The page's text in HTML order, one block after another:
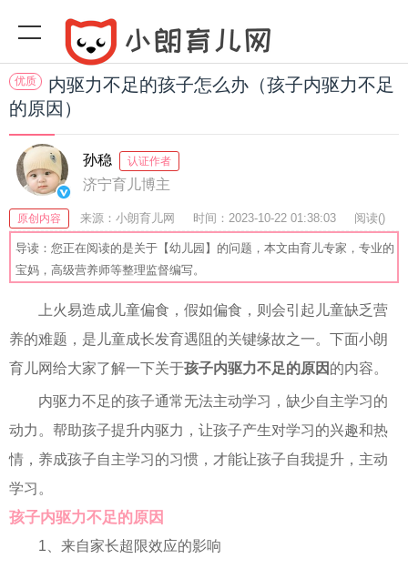
优质
内驱力不足的孩子怎么办（孩子内驱力不足
的原因）
孙稳 认证作者
济宁育儿博主
原创内容 来源：小朗育儿网 时间：2023-10-22 01:38:03 阅读()
收藏：46 分享：64 爆
导读：您正在阅读的是关于【幼儿园】的问题，本文由育儿专家，专业的
宝妈，高级营养师等整理监督编写。
上火易造成儿童偏食，假如偏食，则会引起儿童缺乏营
养的难题，是儿童成长发育遇阻的关键缘故之一。下面小朗
育儿网给大家了解一下关于孩子内驱力不足的原因 的内容。
内驱力不足的孩子通常无法主动学习，缺少自主学习的
动力。帮助孩子提升内驱力，让孩子产生对学习的兴趣和热
情，养成孩子自主学习的习惯，才能让孩子自我提升，主动
学习。
孩子内驱力不足的原因
1、来自家长超限效应的影响